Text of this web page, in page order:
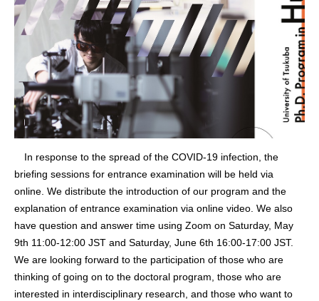
In response to the spread of the COVID-19 infection, the
briefing sessions for entrance examination will be held via
online. We distribute the introduction of our program and the
explanation of entrance examination via online video. We also
have question and answer time using Zoom on Saturday, May
9th 11:00-12:00 JST and Saturday, June 6th 16:00-17:00 JST.
We are looking forward to the participation of those who are
thinking of going on to the doctoral program, those who are
interested in interdisciplinary research, and those who want to